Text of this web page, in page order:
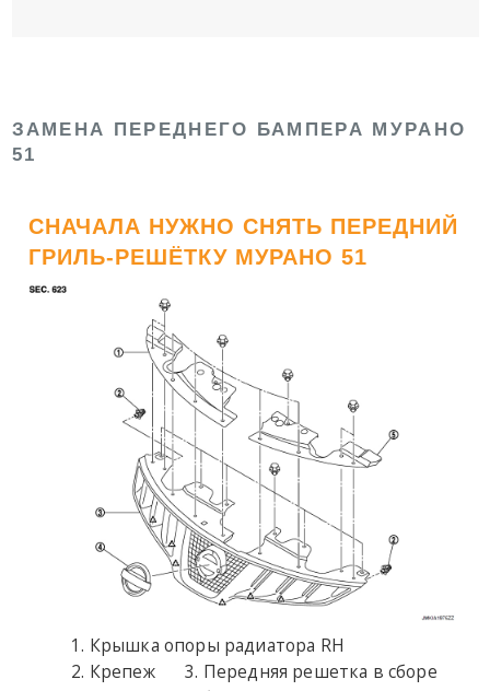
ЗАМЕНА ПЕРЕДНЕГО БАМПЕРА МУРАНО
51
СНАЧАЛА НУЖНО СНЯТЬ ПЕРЕДНИЙ
ГРИЛЬ-РЕШЁТКУ МУРАНО 51
Крышка опоры радиатора RH
Крепеж
Передняя решетка в сборе